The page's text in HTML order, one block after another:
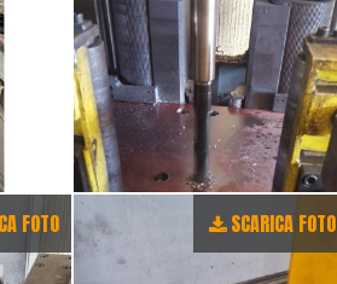
FOTO SCARICA FOTO